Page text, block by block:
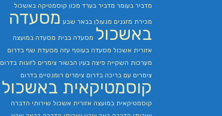
מדביר בעומר מדביר בערד מכון קוסמטיקה באשכול
מכירת מזגנים מנעולן בבאר שבע מסעדה
באשכול מסעדה בבית מסעדה במועצה
אזורית אשכול מסעדה בעוטף עזה מסעדת שף בדרום
מערכות השקייה פיצה בעין הבשור צימרים לזוגות בדרום
צימרים עם בריכה בדרום צימרים רומנטיים בדרום
קוסמטיקאית באשכול
קוסמטיקאית במועצה אזורית אשכול שירותי הדברה